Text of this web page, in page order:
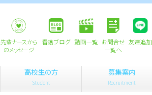
先輩ナースから
のメッセージ
看護ブログ 動画一覧 お問合せ
一覧へ
友達追加
高校生の方
Student
募集案内
Recruitment